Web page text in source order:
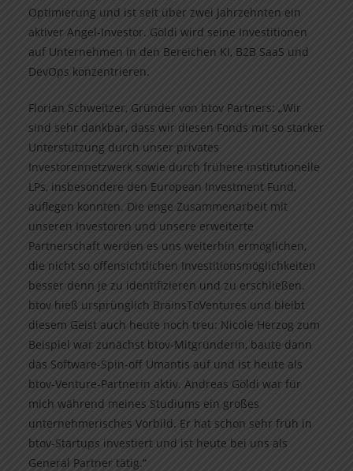
Optimierung und ist seit über zwei Jahrzehnten ein
aktiver Angel-Investor. Göldi wird seine Investitionen
auf Unternehmen in den Bereichen KI, B2B SaaS und
DevOps konzentrieren.
Florian Schweitzer, Gründer von btov Partners: „Wir
sind sehr dankbar, dass wir diesen Fonds mit so starker
Unterstützung durch unser privates
Investorennetzwerk sowie durch frühere institutionelle
LPs, insbesondere den European Investment Fund,
auflegen konnten. Die enge Zusammenarbeit mit
unseren Investoren und unsere erweiterte
Partnerschaft werden es uns weiterhin ermöglichen,
die nicht so offensichtlichen Investitionsmöglichkeiten
besser denn je zu identifizieren und zu erschließen.
btov hieß ursprünglich BrainsToVentures und bleibt
diesem Geist auch heute noch treu: Nicole Herzog zum
Beispiel war zunächst btov-Mitgründerin, baute dann
das Software-Spin-off Umantis auf und ist heute als
btov-Venture-Partnerin aktiv. Andreas Göldi war für
mich während meines Studiums ein großes
unternehmerisches Vorbild. Er hat schon sehr früh in
btov-Startups investiert und ist heute bei uns als
General Partner tätig.“